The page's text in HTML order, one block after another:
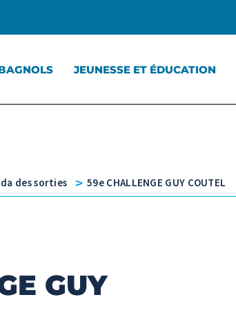
JEUNESSE ET ÉDUCATION
des sorties v 59e CHALLENGE GUY COUTEL
GUY